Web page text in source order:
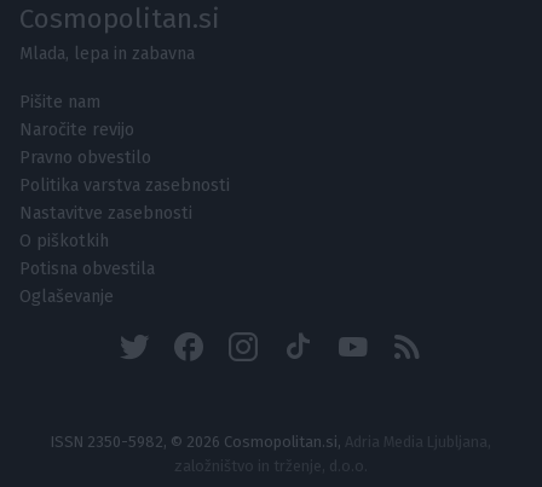
Cosmopolitan.si
Mlada, lepa in zabavna
Pišite nam
Naročite revijo
Pravno obvestilo
Politika varstva zasebnosti
Nastavitve zasebnosti
O piškotkih
Potisna obvestila
Oglaševanje
ISSN 2350-5982, © 2026 Cosmopolitan.si,